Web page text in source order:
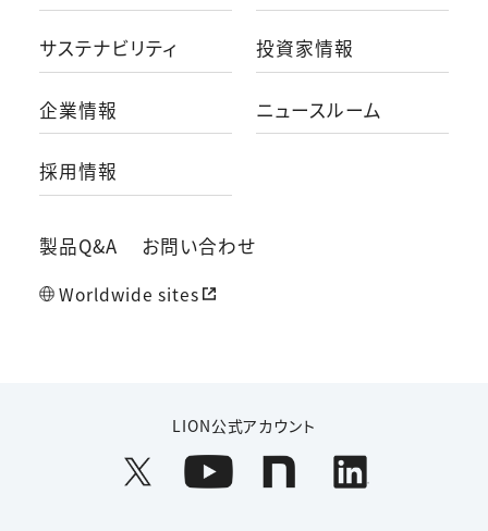
サステナビリティ 投資家情報
企業情報 ニュースルーム
採用情報
製品Q&A お問い合わせ
Worldwide sites
LION公式アカウント